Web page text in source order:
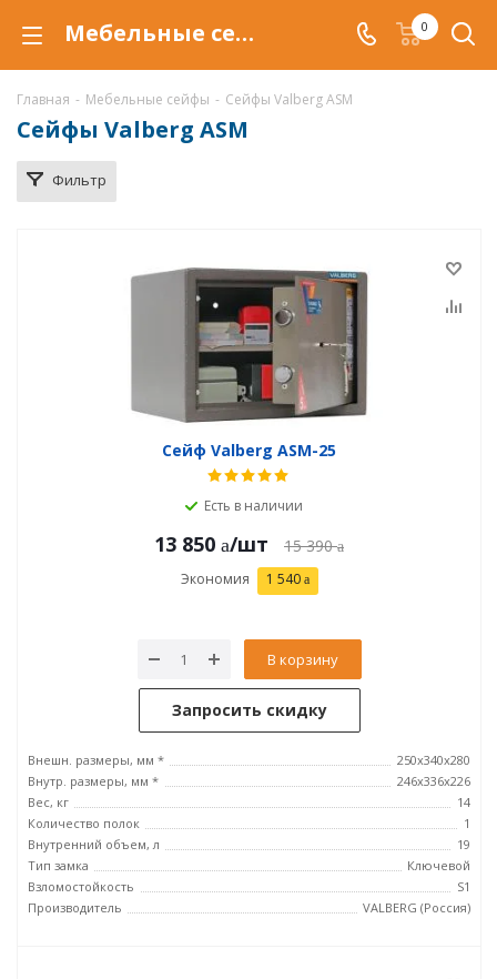
Мебельные сейфы Valberg ASM в Магнитогорске, купить мебельные сейфы Valberg ASM по низкой цене, доставка сейфов 0
Главная - Мебельные сейфы - Сейфы Valberg ASM
Сейфы Valberg ASM
Фильтр
Сейф Valberg ASM-25
Есть в наличии
13 850 /шт 15 390
Экономия 1 540
В корзину
Запросить скидку
Внешн. размеры, мм *
250x340x280
Внутр. размеры, мм *
246х336х226
Вес, кг
14
Количество полок
1
Внутренний объем, л
19
Тип замка
Ключевой
Взломостойкость
S1
Производитель
VALBERG (Россия)